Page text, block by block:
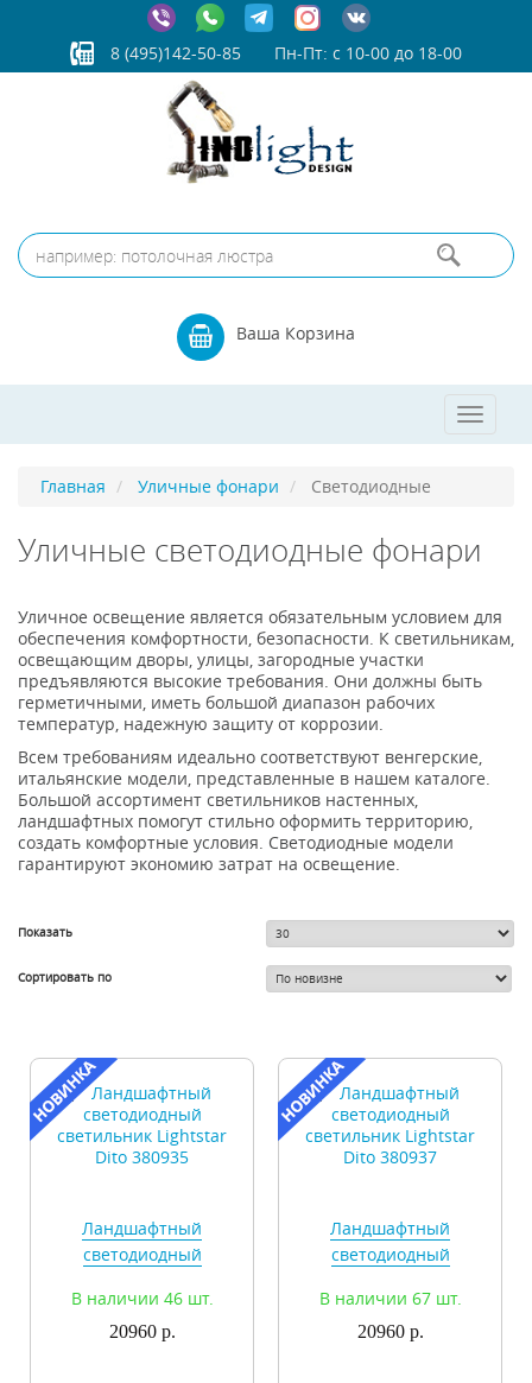
8 (495)142-50-85 Пн-Пт: с 10-00 до 18-00
Ваша Корзина
Toggle
Главная Уличные фонари Светодиодные
Уличные светодиодные фонари
Уличное освещение является обязательным условием для
обеспечения комфортности, безопасности. К светильникам,
освещающим дворы, улицы, загородные участки
предъявляются высокие требования. Они должны быть
герметичными, иметь большой диапазон рабочих
температур, надежную защиту от коррозии.
Всем требованиям идеально соответствуют венгерские,
итальянские модели, представленные в нашем каталоге.
Большой ассортимент светильников настенных,
ландшафтных помогут стильно оформить территорию,
создать комфортные условия. Светодиодные модели
гарантируют экономию затрат на освещение.
Показать
Сортировать по
Ландшафтный
светодиодный
Dito 380935
В наличии 46 шт.
20960 р.
Ландшафтный
светодиодный
Dito 380937
В наличии 67 шт.
20960 р.